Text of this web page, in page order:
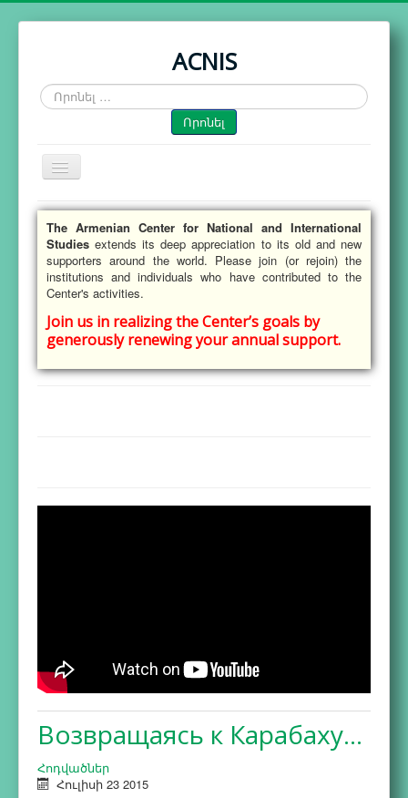
ACNIS
Որոնել
…
Որոնել
Toggle
Navigation
Գլխավոր
Գործունեություն
Հրապարակումներ
Գործընկերներ
Մեր մասին
The Armenian Center for National and International
Studies extends its deep appreciation to its old and new
supporters around the world. Please join (or rejoin) the
institutions and individuals who have contributed to the
Center's activities.
Join us in realizing the Center’s goals by
generously renewing your annual support.
Возвращаясь к Карабаху…
Հոդվածներ
Հուլիսի 23 2015